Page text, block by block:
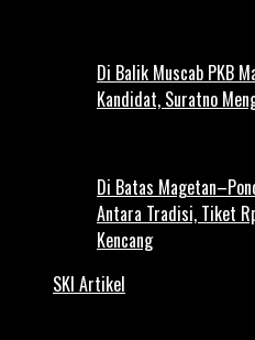
Di Balik Muscab PKB
Kandidat, Suratno
Di Batas
Antara Tradisi, Tiket
Kencang
SKI Artikel